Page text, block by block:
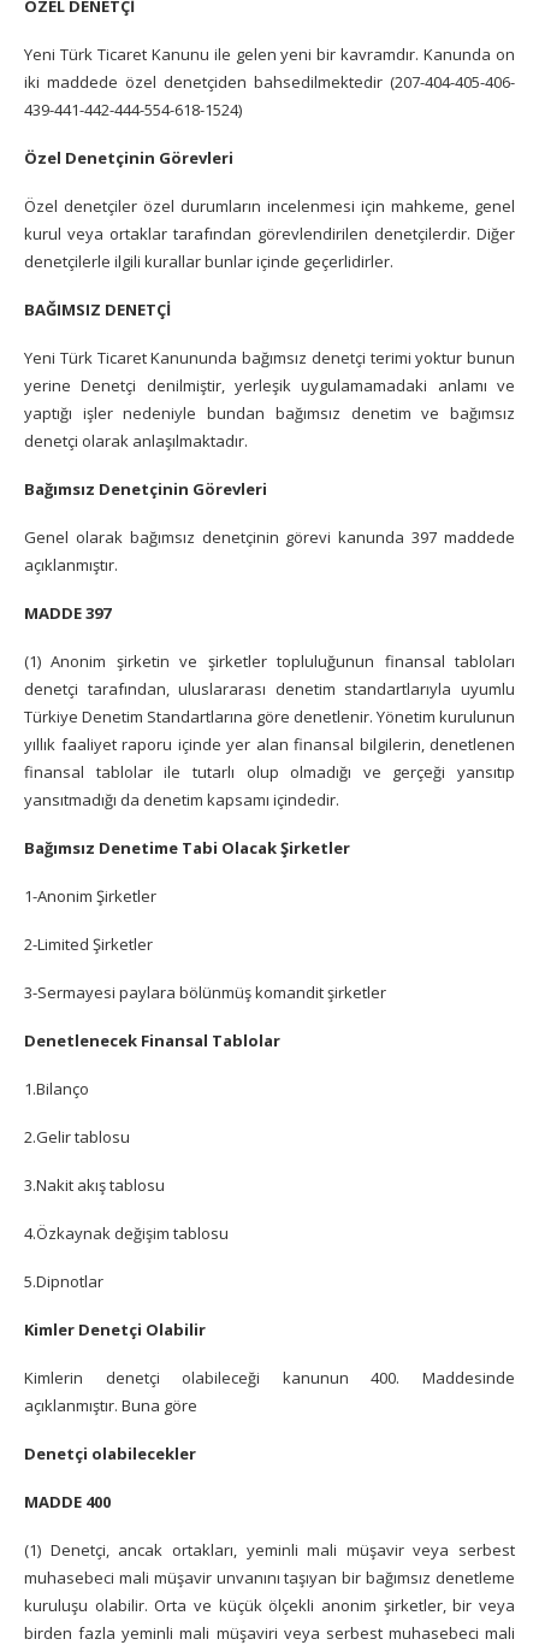
ÖZEL DENETÇİ
Yeni Türk Ticaret Kanunu ile gelen yeni bir kavramdır. Kanunda on
iki maddede özel denetçiden bahsedilmektedir (207-404-405-406-
439-441-442-444-554-618-1524)
Özel Denetçinin Görevleri
Özel denetçiler özel durumların incelenmesi için mahkeme, genel
kurul veya ortaklar tarafından görevlendirilen denetçilerdir. Diğer
denetçilerle ilgili kurallar bunlar içinde geçerlidirler.
BAĞIMSIZ DENETÇİ
Yeni Türk Ticaret Kanununda bağımsız denetçi terimi yoktur bunun
yerine Denetçi denilmiştir, yerleşik uygulamamadaki anlamı ve
yaptığı işler nedeniyle bundan bağımsız denetim ve bağımsız
denetçi olarak anlaşılmaktadır.
Bağımsız Denetçinin Görevleri
Genel olarak bağımsız denetçinin görevi kanunda 397 maddede
açıklanmıştır.
MADDE 397
(1) Anonim şirketin ve şirketler topluluğunun finansal tabloları
denetçi tarafından, uluslararası denetim standartlarıyla uyumlu
Türkiye Denetim Standartlarına göre denetlenir. Yönetim kurulunun
yıllık faaliyet raporu içinde yer alan finansal bilgilerin, denetlenen
finansal tablolar ile tutarlı olup olmadığı ve gerçeği yansıtıp
yansıtmadığı da denetim kapsamı içindedir.
Bağımsız Denetime Tabi Olacak Şirketler
1-Anonim Şirketler
2-Limited Şirketler
3-Sermayesi paylara bölünmüş komandit şirketler
Denetlenecek Finansal Tablolar
1.Bilanço
2.Gelir tablosu
3.Nakit akış tablosu
4.Özkaynak değişim tablosu
5.Dipnotlar
Kimler Denetçi Olabilir
Kimlerin denetçi olabileceği kanunun 400. Maddesinde
açıklanmıştır. Buna göre
Denetçi olabilecekler
MADDE 400
(1) Denetçi, ancak ortakları, yeminli mali müşavir veya serbest
muhasebeci mali müşavir unvanını taşıyan bir bağımsız denetleme
kuruluşu olabilir. Orta ve küçük ölçekli anonim şirketler, bir veya
birden fazla yeminli mali müşaviri veya serbest muhasebeci mali